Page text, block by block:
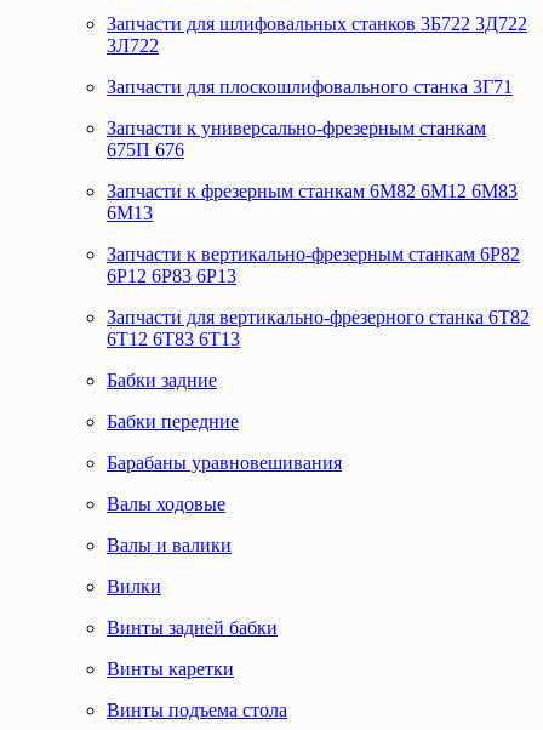
Запчасти для шлифовальных станков 3Б722 3Д722
3Л722
Запчасти для плоскошлифовального станка 3Г71
Запчасти к универсально-фрезерным станкам
675П 676
Запчасти к фрезерным станкам 6М82 6М12 6М83
6М13
Запчасти к вертикально-фрезерным станкам 6Р82
6Р12 6Р83 6Р13
Запчасти для вертикально-фрезерного станка 6Т82
6Т12 6Т83 6Т13
Бабки задние
Бабки передние
Барабаны уравновешивания
Валы ходовые
Валы и валики
Вилки
Винты задней бабки
Винты каретки
Винты подъема стола